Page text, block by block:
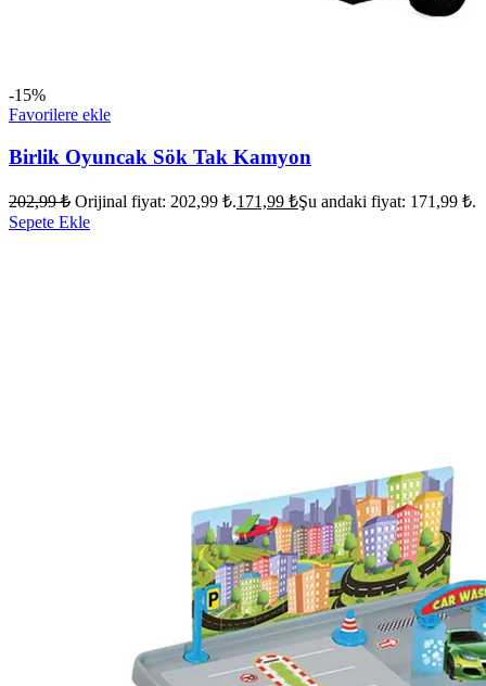
-15%
Favorilere ekle
Birlik Oyuncak Sök Tak Kamyon
202,99₺ Orijinal fiyat: 202,99 ₺.171,99 ₺Şu andaki fiyat: 171,99 ₺.
Sepete Ekle